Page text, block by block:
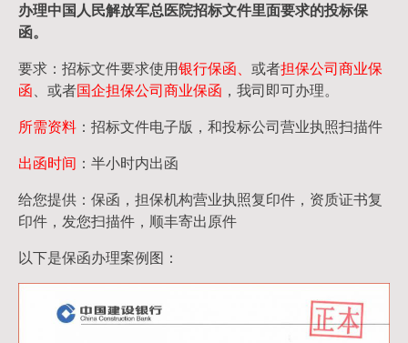
办理中国人民解放军总医院招标文件里面要求的投标保
函。
要求：招标文件要求使用银行保函、 或者担保公司商业保
函 、或者国企担保公司商业保函 ，我司即可办理。
所需资料 ：招标文件电子版，和投标公司营业执照扫描件
出函时间 ：半小时内出函
给您提供：保函，担保机构营业执照复印件，资质证书复
印件，发您扫描件，顺丰寄出原件
以下是保函办理案例图：